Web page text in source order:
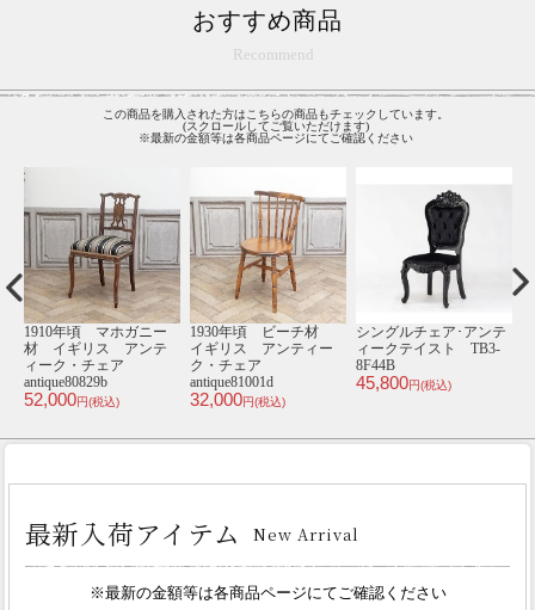
おすすめ商品
Recommend
この商品を購入された方はこちらの商品もチェックしています。
(スクロールしてご覧いただけます)
※最新の金額等は各商品ページにてご確認ください
頃 マホガニー
ギリス アンテ
・チェア
円(税込)
1930年頃 ビーチ材
イギリス アンティー
ク・チェア
antique81001d
円(税込)
シングルチェア･アンテ
ィークテイスト TB3-
円(税込)
1920年頃
材 イギ